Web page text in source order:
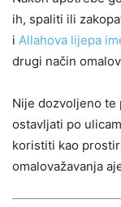
ih, spaliti ili
i Allahova lijepa
drugi način
Nije dozvoljeno te
ostavljati po
koristiti kao
omalovažavanja